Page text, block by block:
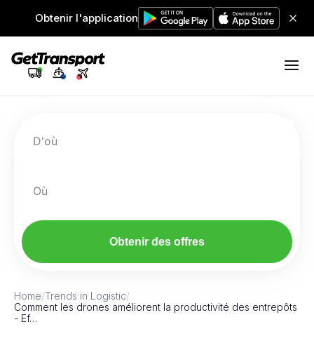
Obtenir l'application
D'où
Où
Obtenir des offres
Home/Trends in Logistic/
Comment les drones améliorent la productivité des entrepôts
- Ef…